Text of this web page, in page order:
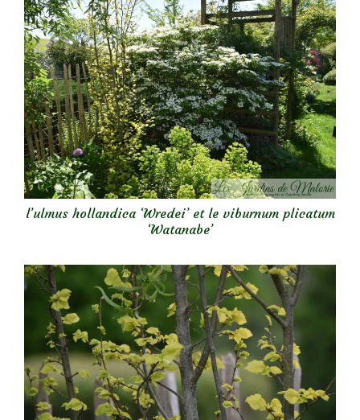
l’ulmus hollandica ‘Wredei’ et le viburnum plicatum
‘Watanabe’